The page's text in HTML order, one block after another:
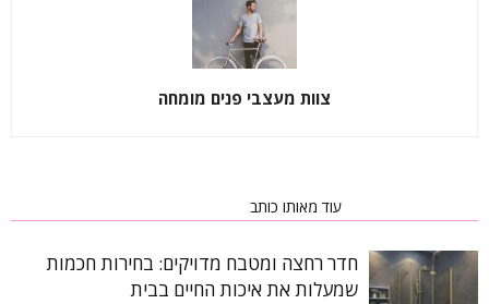
צוות מעצבי פנים מומחה
עוד מאותו כותב
חדר רחצה ומטבח מדויקים: בחירות חכמות
שמעלות את איכות החיים בבית